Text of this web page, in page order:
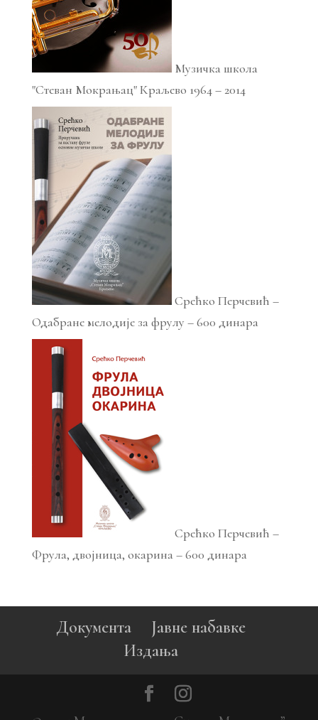
Музичка школа
"Стеван Мокрањац" Краљево 1964 – 2014
Срећко Перчевић –
Одабране мелодије за фрулу – 600 динара
Срећко Перчевић –
Фрула, двојница, окарина – 600 динара
Документа
Јавне набавке
Издања